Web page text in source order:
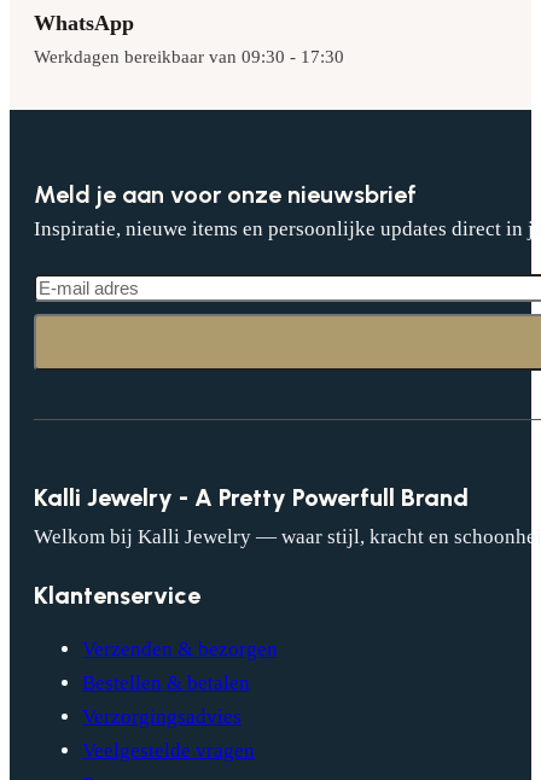
WhatsApp
Werkdagen bereikbaar van 09:30 - 17:30
Meld je aan voor onze nieuwsbrief
Inspiratie, nieuwe items en persoonlijke updates direct in
Kalli Jewelry - A Pretty Powerfull Brand
Welkom bij Kalli Jewelry — waar stijl, kracht en
Klantenservice
Verzenden & bezorgen
Bestellen & betalen
Verzorgingsadvies
Veelgestelde vragen